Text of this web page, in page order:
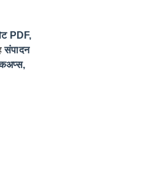
PDF,
संपादन